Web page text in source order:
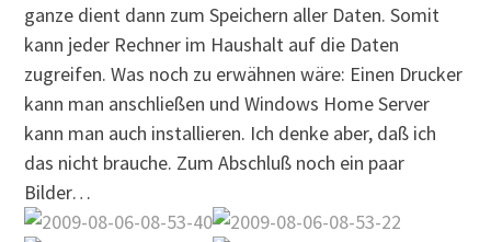
ganze dient dann zum Speichern aller Daten. Somit
kann jeder Rechner im Haushalt auf die Daten
zugreifen. Was noch zu erwähnen wäre: Einen Drucker
kann man anschließen und Windows Home Server
kann man auch installieren. Ich denke aber, daß ich
das nicht brauche. Zum Abschluß noch ein paar
Bilder…